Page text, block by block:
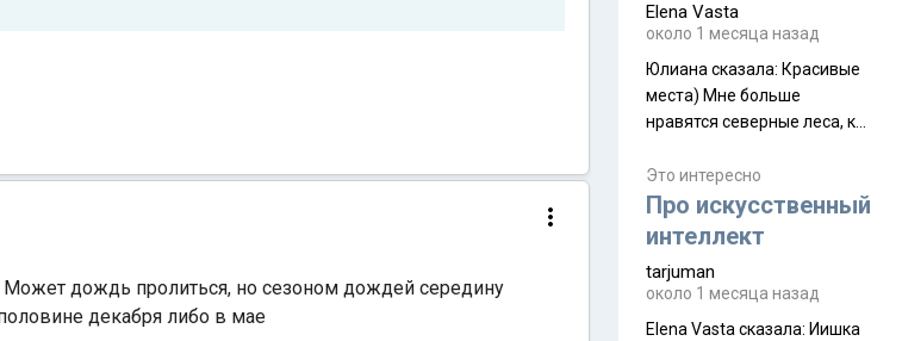
дождь пролиться, но сезоном дождей середину
декабря либо в мае
производителя. Новинка
получила двухслойную
конструкцию с отдельным
внешним тентом и сетчатой
внутренней палаткой, а ее
комплектации составляет
около 845 г. Палатка весит
менее
Elena Vasta
около 1 месяца назад
Юлиана сказалa: Красивые
места) Мне больше
нравятся северные леса, как
южной тайги
Это интересно
Про искусственный
интеллект
tarjuman
около 1 месяца назад
Elena Vasta сказалa: Иишка